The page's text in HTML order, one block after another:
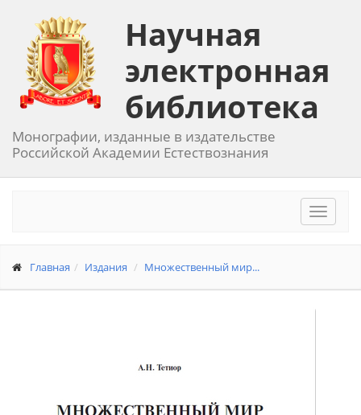
Научная
электронная
библиотека
Монографии, изданные в издательстве
Российской Академии Естествознания
Toggle
Главная Издания Множественный мир...